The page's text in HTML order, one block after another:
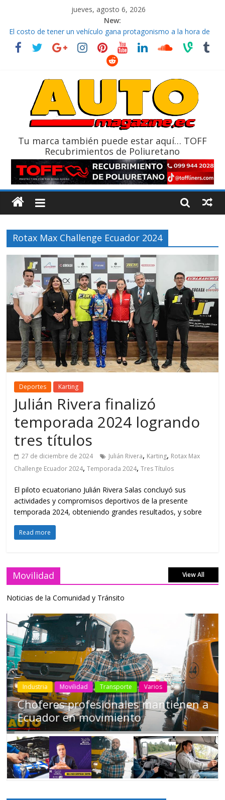
jueves, agosto 6, 2026
New:
El costo de tener un vehículo gana protagonismo a la hora de
decidir
Ultima película ‘Spider‑Man: Brand New Day’ pone en escena a
La Vuelta al Ecuador 2026, edición 47ª, recorre 7 provincias en 8
La FEDAK recibe 12 Sinotruk Bolden para cubrir las rutas de La
Tu marca también puede estar aquí… TOFF
Recubrimientos de Poliuretano
Rotax Max Challenge Ecuador 2024
Deportes Karting
Julián Rivera finalizó
temporada 2024 logrando
tres títulos
27 de diciembre de 2024 Julián Rivera, Karting, Rotax Max
Challenge Ecuador 2024,Temporada 2024,Tres Títulos
El piloto ecuatoriano Julián Rivera Salas concluyó sus
actividades y compromisos deportivos de la presente
temporada 2024, obteniendo grandes resultados, y sobre
Read more
Movilidad View All
Noticias de la Comunidad y Tránsito
Industria Movilidad Transporte Varios
Conducir cansado puede ser tan
peligroso como manejar ‘tomado’